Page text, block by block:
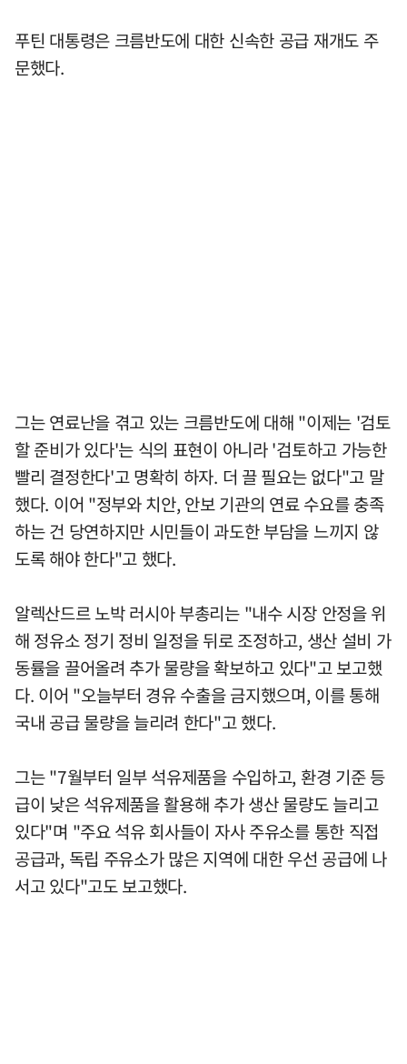
푸틴 대통령은 크름반도에 대한 신속한 공급 재개도 주
문했다.
그는 연료난을 겪고 있는 크름반도에 대해 "이제는 '검토
할 준비가 있다'는 식의 표현이 아니라 '검토하고 가능한
빨리 결정한다'고 명확히 하자. 더 끌 필요는 없다"고 말
했다. 이어 "정부와 치안, 안보 기관의 연료 수요를 충족
하는 건 당연하지만 시민들이 과도한 부담을 느끼지 않
도록 해야 한다"고 했다.
알렉산드르 노박 러시아 부총리는 "내수 시장 안정을 위
해 정유소 정기 정비 일정을 뒤로 조정하고, 생산 설비 가
동률을 끌어올려 추가 물량을 확보하고 있다"고 보고했
다. 이어 "오늘부터 경유 수출을 금지했으며, 이를 통해
국내 공급 물량을 늘리려 한다"고 했다.
그는 "7월부터 일부 석유제품을 수입하고, 환경 기준 등
급이 낮은 석유제품을 활용해 추가 생산 물량도 늘리고
있다"며 "주요 석유 회사들이 자사 주유소를 통한 직접
공급과, 독립 주유소가 많은 지역에 대한 우선 공급에 나
서고 있다"고도 보고했다.